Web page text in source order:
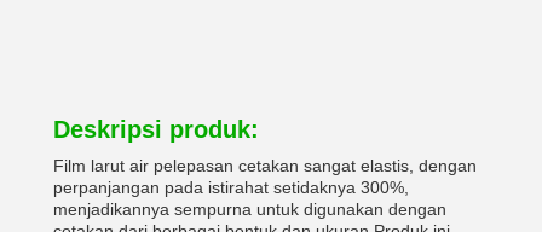
Deskripsi produk:
Film larut air pelepasan cetakan sangat elastis, dengan
perpanjangan pada istirahat setidaknya 300%,
menjadikannya sempurna untuk digunakan dengan